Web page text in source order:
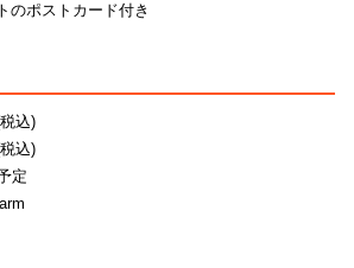
のポストカード付き
込)
込)
定